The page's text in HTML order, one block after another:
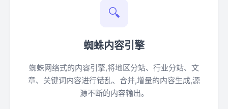
🔍
蜘蛛内容引擎
蜘蛛网络式的内容引擎,将地区分站、行业分站、文
章、关键词内容进行错乱、合并,增量的内容生成,源
源不断的内容输出。